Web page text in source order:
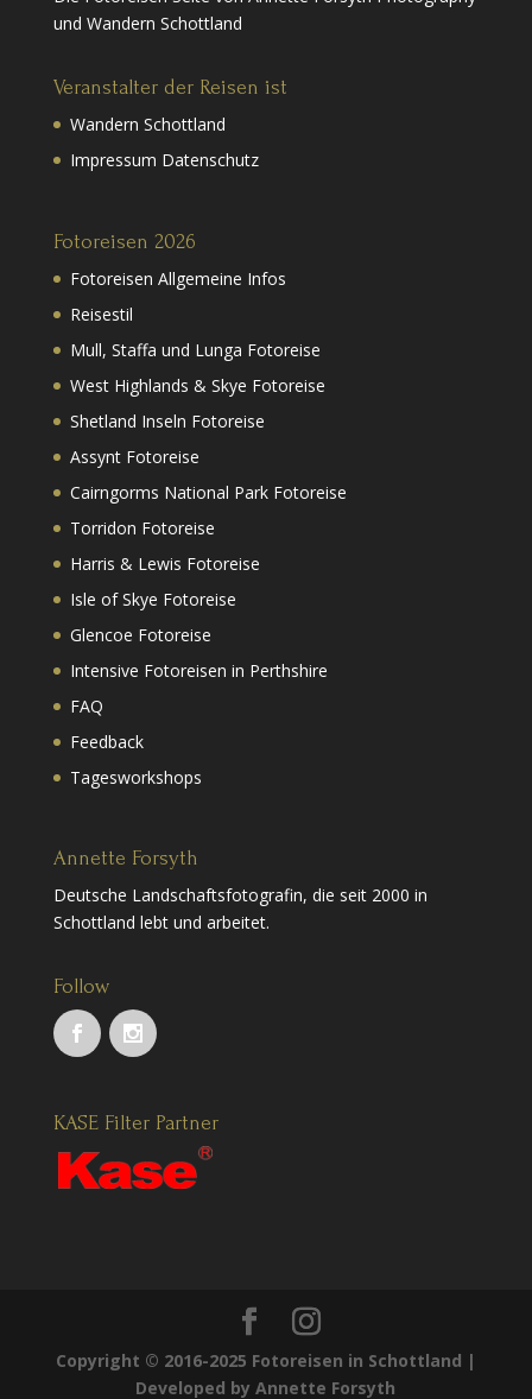
und Wandern Schottland
Veranstalter der Reisen ist
Wandern Schottland
Impressum Datenschutz
Fotoreisen 2026
Fotoreisen Allgemeine Infos
Reisestil
Mull, Staffa und Lunga Fotoreise
West Highlands & Skye Fotoreise
Shetland Inseln Fotoreise
Assynt Fotoreise
Cairngorms National Park Fotoreise
Torridon Fotoreise
Harris & Lewis Fotoreise
Isle of Skye Fotoreise
Glencoe Fotoreise
Intensive Fotoreisen in Perthshire
FAQ
Feedback
Tagesworkshops
Annette Forsyth
Deutsche Landschaftsfotografin, die seit 2000 in
Schottland lebt und arbeitet.
Follow
KASE Filter Partner
Copyright © 2016-2025 Fotoreisen in Schottland |
Developed by Annette Forsyth